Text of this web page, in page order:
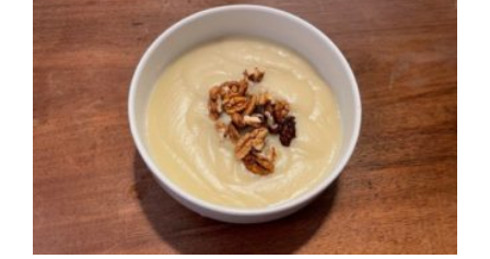
Velouté de panais, poire et
noix
NOIX PANAIS POIRE